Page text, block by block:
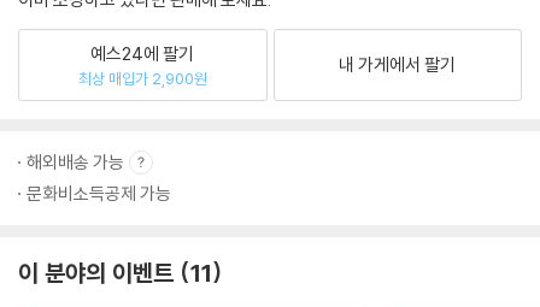
예스24에 팔기
최상 매입가 2,900원
내 가게에서 팔기
해외배송 가능
문화비소득공제 가능
이 분야의 이벤트 11